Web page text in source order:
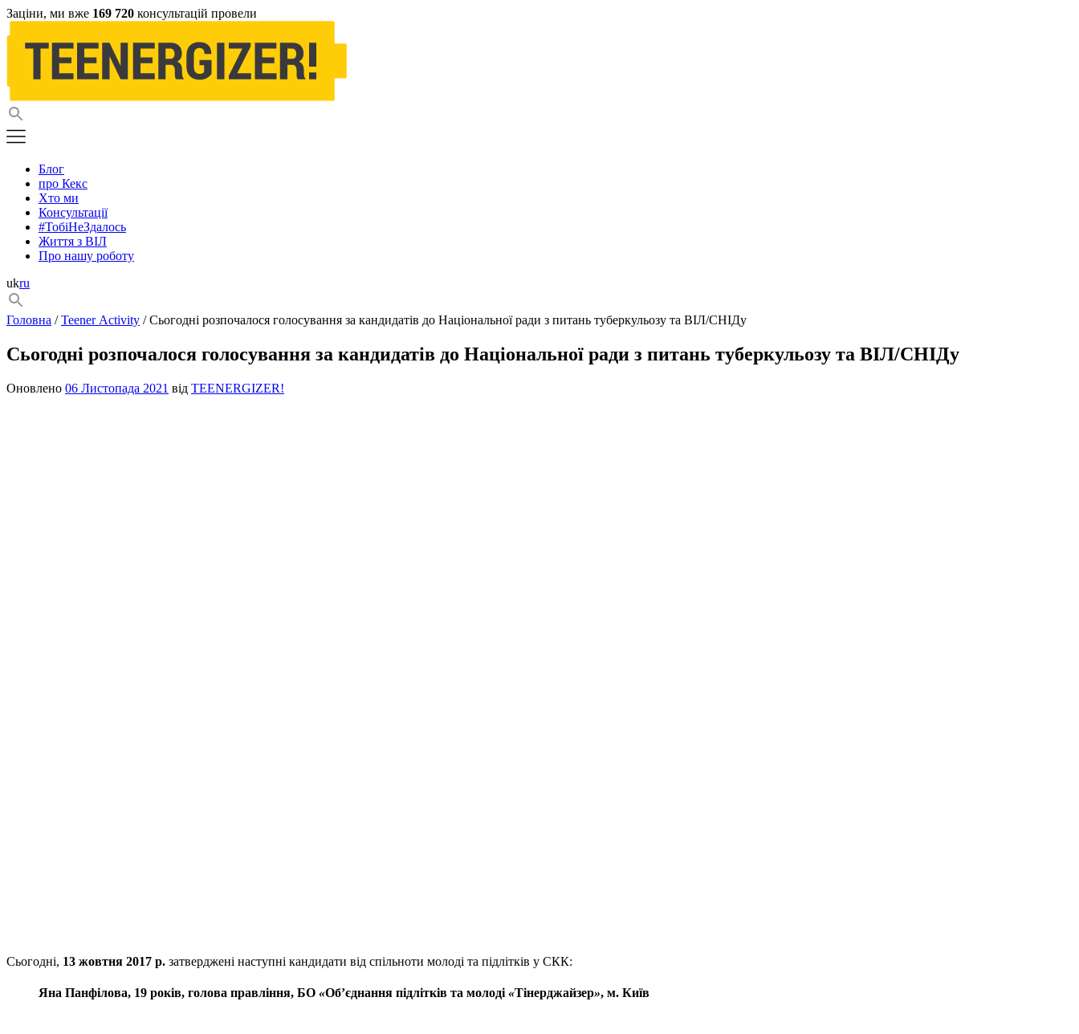
Заціни, ми вже 169 720 консультацій провели
Блог
про Кекс
Хто ми
Консультації
#ТобіНеЗдалось
Життя з ВІЛ
Про нашу роботу
ukru
Головна /Teener Activity / Сьогодні розпочалося голосування за кандидатів до Національної ради з питань туберкульозу та ВІЛ/СНІДу
Сьогодні розпочалося голосування за кандидатів до Національної ради з питань туберкульозу та ВІЛ/СНІДу
Оновлено 06 Листопада 2021 від TEENERGIZER!
Сьогодні, 13 жовтня 2017 р. затверджені наступні кандидати від спільноти молоді та підлітків у СКК:
Яна Панфілова, 19 років, голова правління, БО «Об’єднання підлітків та молоді «Тінерджайзер», м. Київ